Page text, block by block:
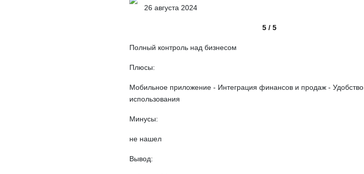
26 августа 2024
5 / 5
Полный контроль над бизнесом
Плюсы:
Мобильное приложение - Интеграция финансов и продаж - Удобство
использования
Минусы:
не нашел
Вывод: